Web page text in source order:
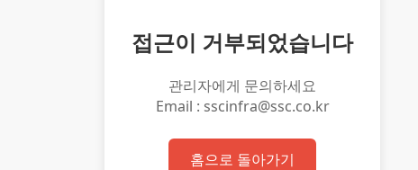
접근이 거부되었습니다
관리자에게 문의하세요
Email : sscinfra@ssc.co.kr
홈으로 돌아가기